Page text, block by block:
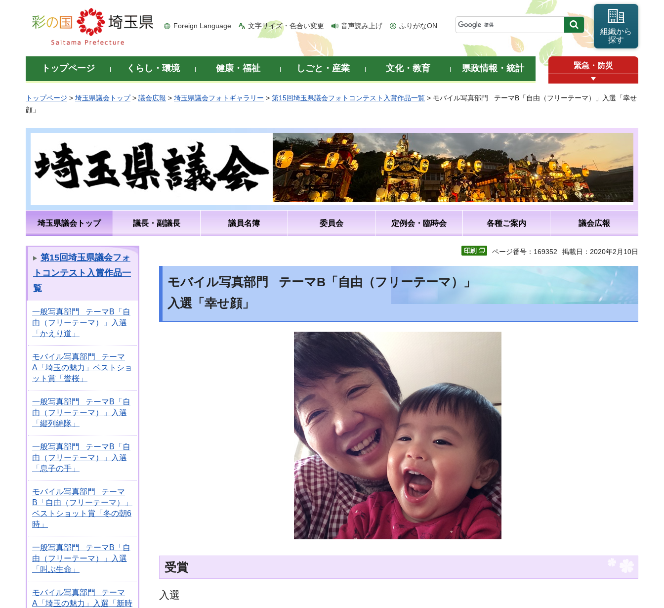
彩の国 埼玉県
Foreign Language 文字サイズ・色合い変更 音声読み上げ ふりがなON
組織から
探す
トップページ くらし・環境 健康・福祉 しごと・産業 文化・教育 県政情報・統計 緊急・防災
トップページ > 埼玉県議会トップ> 議会広報 > 埼玉県議会フォトギャラリー > 第15回埼玉県議会フォトコンテスト入賞作品一覧 > モバイル写真部門 テーマB「自由（フリーテーマ）」入選「幸せ
顔」
埼玉県議会トップ 議長・副議長 議員名簿 委員会 定例会・臨時会 各種ご案内 議会広報
第15回埼玉県議会フォ
トコンテスト入賞作品一
覧
一般写真部門 テーマB「自
由（フリーテーマ）」入選
「かえり道」
モバイル写真部門 テーマ
A「埼玉の魅力」ベストショ
ット賞「誉桜」
一般写真部門 テーマB「自
由（フリーテーマ）」入選
「縦列編隊」
一般写真部門 テーマB「自
由（フリーテーマ）」入選
「息子の手」
モバイル写真部門 テーマ
B「自由（フリーテーマ）」
ベストショット賞「冬の朝6
時」
一般写真部門 テーマB「自
由（フリーテーマ）」入選
「叫ぶ生命」
モバイル写真部門 テーマ
A「埼玉の魅力」入選「新時
ページ番号：169352 掲載日：2020年2月10日
モバイル写真部門 テーマB「自由（フリーテーマ）」
入選「幸せ顔」
受賞
入選